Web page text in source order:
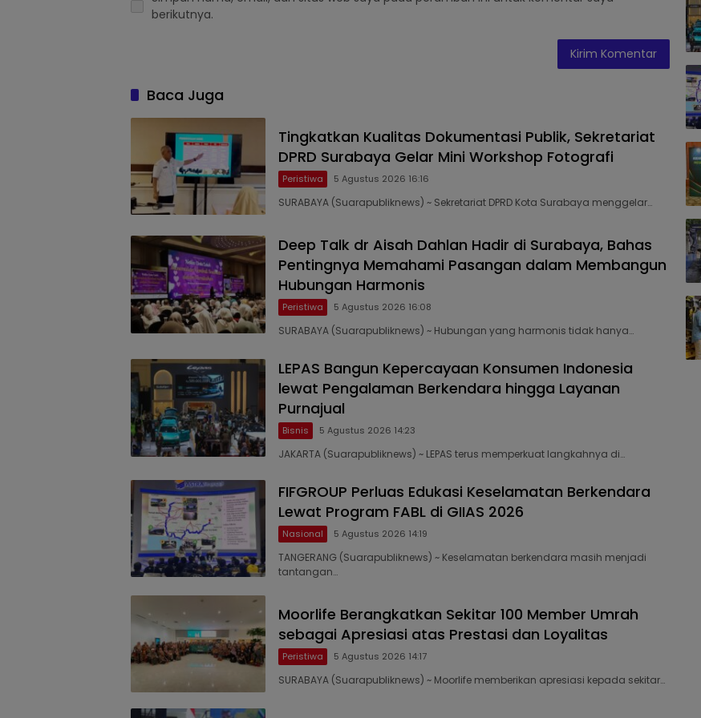
berikutnya.
Baca Juga
Tingkatkan Kualitas Dokumentasi Publik, Sekretariat
DPRD Surabaya Gelar Mini Workshop Fotografi
Peristiwa 5 Agustus 2026 16:16
SURABAYA (Suarapubliknews) ~ Sekretariat DPRD Kota Surabaya menggelar…
Deep Talk dr Aisah Dahlan Hadir di Surabaya, Bahas
Pentingnya Memahami Pasangan dalam Membangun
Hubungan Harmonis
Peristiwa 5 Agustus 2026 16:08
SURABAYA (Suarapubliknews) ~ Hubungan yang harmonis tidak hanya…
LEPAS Bangun Kepercayaan Konsumen Indonesia
lewat Pengalaman Berkendara hingga Layanan
Purnajual
Bisnis 5 Agustus 2026 14:23
JAKARTA (Suarapubliknews) ~ LEPAS terus memperkuat langkahnya di…
FIFGROUP Perluas Edukasi Keselamatan Berkendara
Lewat Program FABL di GIIAS 2026
Nasional 5 Agustus 2026 14:19
TANGERANG (Suarapubliknews) ~ Keselamatan berkendara masih menjadi
tantangan…
Moorlife Berangkatkan Sekitar 100 Member Umrah
sebagai Apresiasi atas Prestasi dan Loyalitas
Peristiwa 5 Agustus 2026 14:17
SURABAYA (Suarapubliknews) ~ Moorlife memberikan apresiasi kepada sekitar…